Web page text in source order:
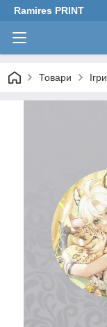
Ramires PRINT
Товари Ігри